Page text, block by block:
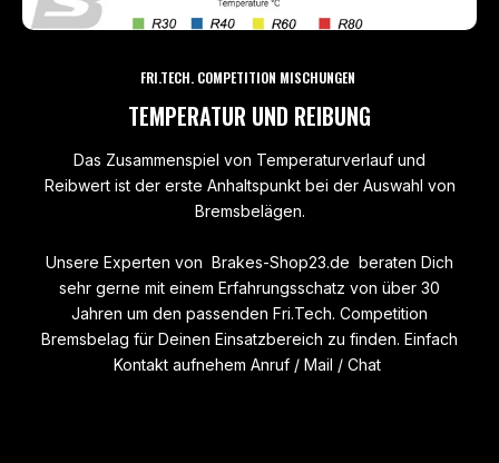
FRI.TECH. COMPETITION MISCHUNGEN
TEMPERATUR UND REIBUNG
Das Zusammenspiel von Temperaturverlauf und
Reibwert ist der erste Anhaltspunkt bei der Auswahl von
Bremsbelägen.
Unsere Experten von Brakes-Shop23.de beraten Dich
sehr gerne mit einem Erfahrungsschatz von über 30
Jahren um den passenden Fri.Tech. Competition
Bremsbelag für Deinen Einsatzbereich zu finden. Einfach
Kontakt aufnehem Anruf / Mail / Chat